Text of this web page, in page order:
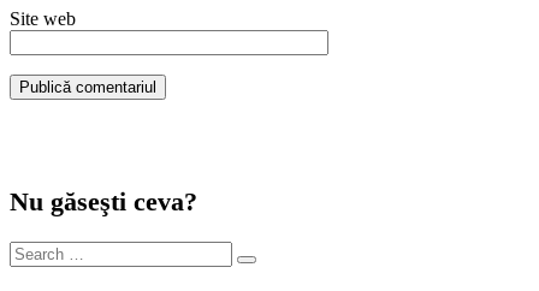
Site web
Nu găseşti ceva?